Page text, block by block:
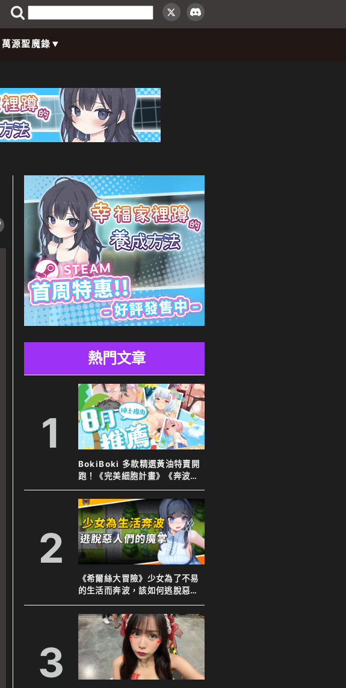
萬源聖魔錄
熱門文章
1
BokiBoki 多款精選黃油特賣開
跑！《完美細胞計畫》《奔波的
綾子小姐》等新舊作下殺７８
折！
2
《希爾絲大冒險》少女為了不易
的生活而奔波，該如何逃脫惡人
們的魔掌
3